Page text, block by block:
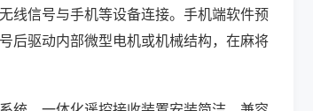
线信号与手机等设备连接。手机端软件预
后驱动内部微型电机或机械结构，在麻将